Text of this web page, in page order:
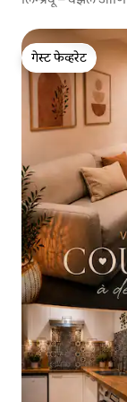
गेस्ट फेव्हरेट
गेस्ट फेव्हरेट